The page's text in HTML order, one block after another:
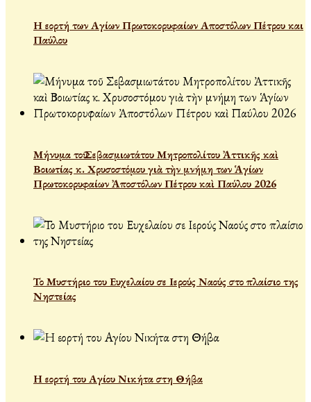
Η εορτή των Αγίων Πρωτοκορυφαίων Αποστόλων Πέτρου και
Παύλου
Μήνυμα τοῦ Σεβασμιωτάτου Μητροπολίτου Ἀττικῆς καὶ
Βοιωτίας κ. Χρυσοστόμου γιὰ τὴν μνήμη των Ἁγίων
Πρωτοκορυφαίων Ἀποστόλων Πέτρου καὶ Παύλου 2026
Το Μυστήριο του Ευχελαίου σε Ιερούς Ναούς στο πλαίσιο της
Νηστείας
Η εορτή του Αγίου Νικήτα στη Θήβα